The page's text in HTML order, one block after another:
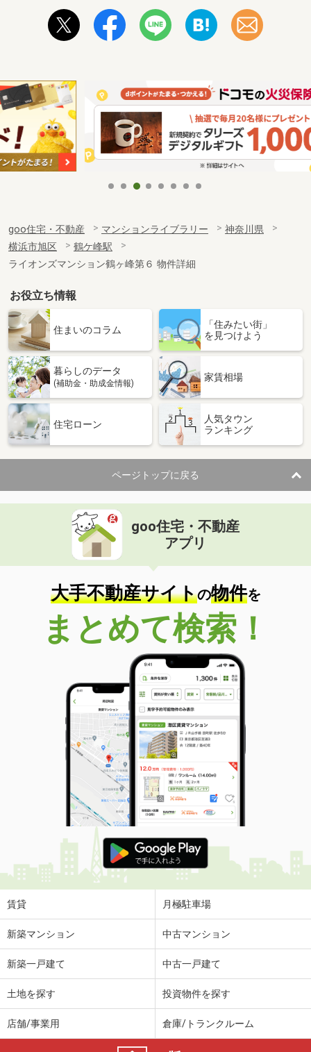
goo住宅・不動産 マンションライブラリー
神奈川県
横浜市旭区
鶴ケ峰駅
ライオンズマンション鶴ヶ峰第６ 物件詳細
お役立ち情報
住まいのコラム
「住みたい街」
を見つけよう
暮らしのデータ
(補助金・助成金情報)
家賃相場
住宅ローン
人気タウン
ランキング
ページトップに戻る
goo住宅・不動産
アプリ
大手不動産サイトの物件を
まとめて検索！
賃貸 月極駐車場
新築マンション 中古マンション
新築一戸建て 中古一戸建て
土地を探す 投資物件を探す
店舗/事業用 倉庫/トランクルーム